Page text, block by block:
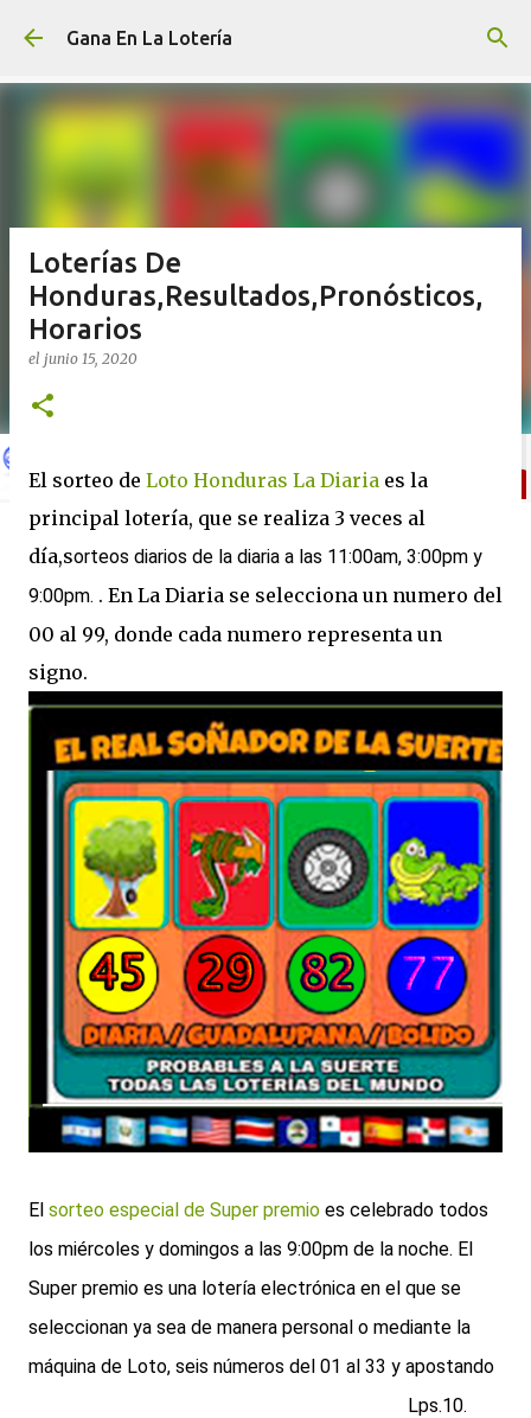
Ir al contenido principal
Gana En La Lotería
Loterías De
Honduras,Resultados,Pronósticos,
Horarios
el junio 15, 2020
El sorteo de Loto Honduras La Diaria es la
principal lotería, que se realiza 3 veces al
día,sorteos diarios de la diaria a las 11:00am, 3:00pm y
9:00pm. . En La Diaria se selecciona un numero del
00 al 99, donde cada numero representa un
signo.
El sorteo especial de Super premio es celebrado todos
los miércoles y domingos a las 9:00pm de la noche. El
Super premio es una lotería electrónica en el que se
seleccionan ya sea de manera personal o mediante la
máquina de Loto, seis números del 01 al 33 y apostando
Lps.10.